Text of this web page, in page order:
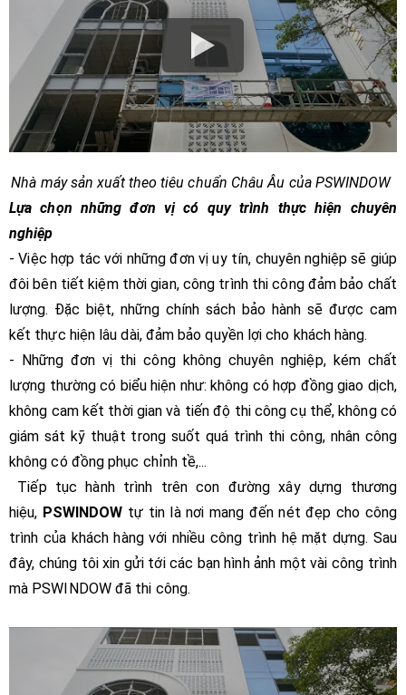
Nhà máy sản xuất theo tiêu chuẩn Châu Âu của PSWINDOW
Lựa chọn những đơn vị có quy trình thực hiện chuyên
nghiệp
- Việc hợp tác với những đơn vị uy tín, chuyên nghiệp sẽ giúp
đôi bên tiết kiệm thời gian, công trình thi công đảm bảo chất
lượng. Đặc biệt, những chính sách bảo hành sẽ được cam
kết thực hiện lâu dài, đảm bảo quyền lợi cho khách hàng.
- Những đơn vị thi công không chuyên nghiệp, kém chất
lượng thường có biểu hiện như: không có hợp đồng giao dịch,
không cam kết thời gian và tiến độ thi công cụ thể, không có
giám sát kỹ thuật trong suốt quá trình thi công, nhân công
không có đồng phục chỉnh tề,...
Tiếp tục hành trình trên con đường xây dựng thương
hiệu, PSWINDOW tự tin là nơi mang đến nét đẹp cho công
trình của khách hàng với nhiều công trình hệ mặt dựng. Sau
đây, chúng tôi xin gửi tới các bạn hình ảnh một vài công trình
mà PSWINDOW đã thi công.